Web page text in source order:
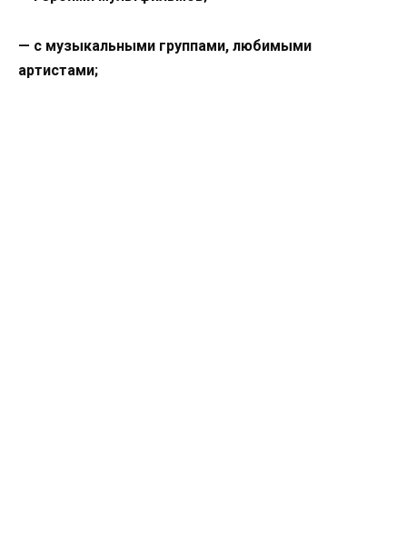
— с музыкальными группами, любимыми
артистами;